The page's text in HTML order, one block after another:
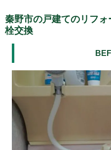
秦野市の戸建てのリフ
栓交換